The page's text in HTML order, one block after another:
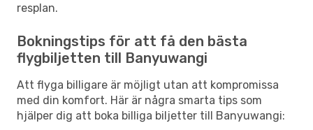
resplan.
Bokningstips för att få den bästa
flygbiljetten till Banyuwangi
Att flyga billigare är möjligt utan att kompromissa
med din komfort. Här är några smarta tips som
hjälper dig att boka billiga biljetter till Banyuwangi: